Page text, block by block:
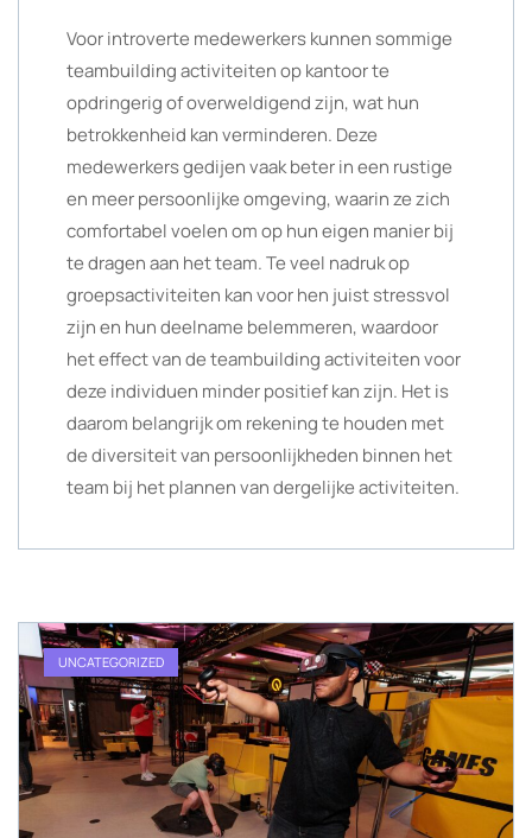
Voor introverte medewerkers kunnen sommige
teambuilding activiteiten op kantoor te
opdringerig of overweldigend zijn, wat hun
betrokkenheid kan verminderen. Deze
medewerkers gedijen vaak beter in een rustige
en meer persoonlijke omgeving, waarin ze zich
comfortabel voelen om op hun eigen manier bij
te dragen aan het team. Te veel nadruk op
groepsactiviteiten kan voor hen juist stressvol
zijn en hun deelname belemmeren, waardoor
het effect van de teambuilding activiteiten voor
deze individuen minder positief kan zijn. Het is
daarom belangrijk om rekening te houden met
de diversiteit van persoonlijkheden binnen het
team bij het plannen van dergelijke activiteiten.
UNCATEGORIZED